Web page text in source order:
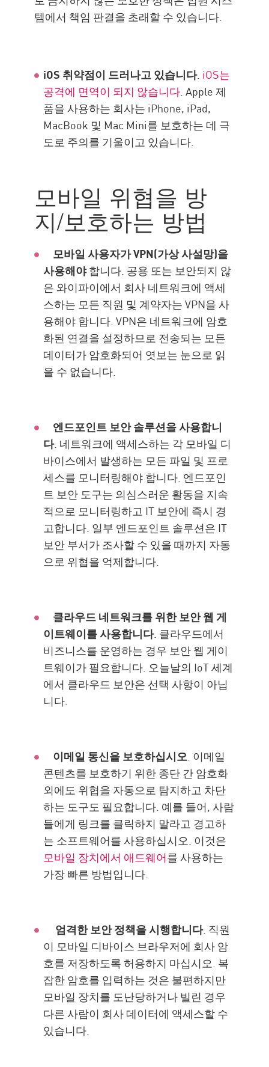
템에서 책임 판결을 초래할 수 있습니다.
iOS 취약점이 드러나고 있습니다. iOS는
공격에 면역이 되지 않습니다. Apple 제
품을 사용하는 회사는 iPhone, iPad,
MacBook 및 Mac Mini를 보호하는 데 극
도로 주의를 기울이고 있습니다.
모바일 위협을 방
지/보호하는 방법
모바일 사용자가 VPN(가상 사설망)을
사용해야합니다. 공용 또는 보안되지 않
은 와이파이에서 회사 네트워크에 액세
스하는 모든 직원 및 계약자는 VPN을 사
용해야 합니다. VPN은 네트워크에 암호
화된 연결을 설정하므로 전송되는 모든
데이터가 암호화되어 엿보는 눈으로 읽
을 수 없습니다.
엔드포인트 보안 솔루션을 사용합니
다. 네트워크에 액세스하는 각 모바일 디
바이스에서 발생하는 모든 파일 및 프로
세스를 모니터링해야 합니다. 엔드포인
트 보안 도구는 의심스러운 활동을 지속
적으로 모니터링하고 IT 보안에 즉시 경
고합니다. 일부 엔드포인트 솔루션은 IT
보안 부서가 조사할 수 있을 때까지 자동
으로 위협을 억제합니다.
클라우드 네트워크를 위한 보안 웹 게
이트웨이를 사용합니다. 클라우드에서
비즈니스를 운영하는 경우 보안 웹 게이
트웨이가 필요합니다. 오늘날의 IoT 세계
에서 클라우드 보안은 선택 사항이 아닙
니다.
이메일 통신을 보호하십시오. 이메일
콘텐츠를 보호하기 위한 종단 간 암호화
외에도 위협을 자동으로 탐지하고 차단
하는 도구도 필요합니다. 예를 들어, 사람
들에게 링크를 클릭하지 말라고 경고하
는 소프트웨어를 사용하십시오. 이것은
모바일 장치에서 애드웨어를 사용하는
가장 빠른 방법입니다.
엄격한 보안 정책을 시행합니다. 직원
이 모바일 디바이스 브라우저에 회사 암
호를 저장하도록 허용하지 마십시오. 복
잡한 암호를 입력하는 것은 불편하지만
모바일 장치를 도난당하거나 빌린 경우
다른 사람이 회사 데이터에 액세스할 수
있습니다.